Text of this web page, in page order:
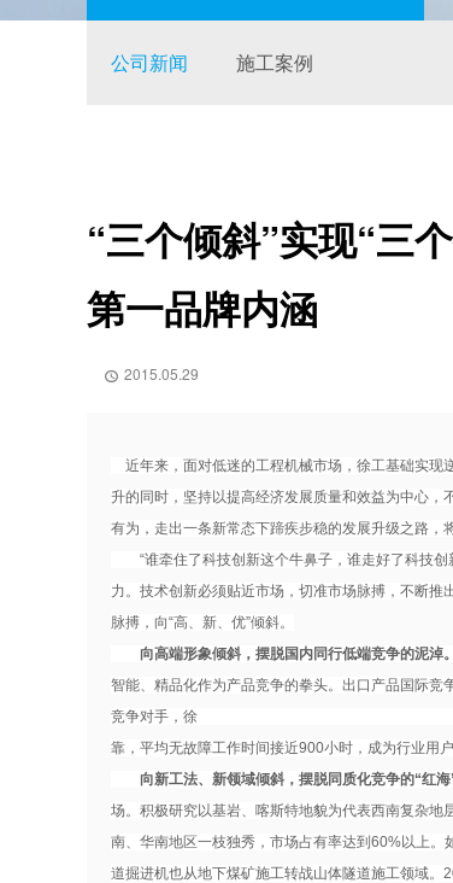
公司新闻 施工案例
“三个倾斜”实现“三
第一品牌内涵
 2015.05.29
近年来，面对低迷的工程机械市场，徐工基础实现
升的同时，坚持以提高经济发展质量和效益为中心
有为，走出一条新常态下蹄疾步稳的发展升级之路，
“谁牵住了科技创新这个牛鼻子，谁走好了科技创
力。技术创新必须贴近市场，切准市场脉搏，不断推
脉搏，向“高、新、优”倾斜。
向高端形象倾斜，摆脱国内同行低端竞争的泥淖
智能、精品化作为产品竞争的拳头。出口产品国际
竞争对手，徐 工旋挖钻机市场占有率
靠，平均无故障工作时间接近900小时，成为行业用户
向新工法、新领域倾斜，摆脱同质化竞争的“红海”
场。积极研究以基岩、喀斯特地貌为代表西南复杂
南、华南地区一枝独秀，市场占有率达到60%以上
道掘进机也从地下煤矿施工转战山体隧道施工领域